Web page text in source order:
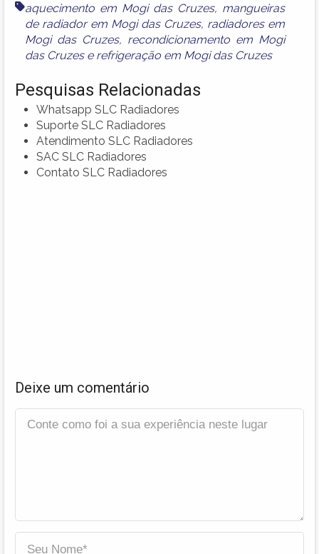
aquecimento em Mogi das Cruzes, mangueiras
de radiador em Mogi das Cruzes, radiadores em
Mogi das Cruzes, recondicionamento em Mogi
das Cruzese refrigeração em Mogi das Cruzes
Pesquisas Relacionadas
Whatsapp SLC Radiadores
Suporte SLC Radiadores
Atendimento SLC Radiadores
SAC SLC Radiadores
Contato SLC Radiadores
Deixe um comentário